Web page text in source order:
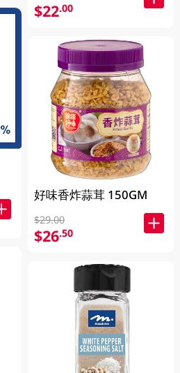
$22.00
好味香炸蒜茸 150GM
$29.00
$26.50